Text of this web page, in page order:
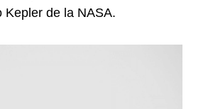
Kepler de la NASA.